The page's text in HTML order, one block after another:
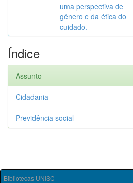
uma perspectiva de
gênero e da ética do
cuidado.
Índice
Assunto
Cidadania
Previdência social
Bibliotecas UNISC